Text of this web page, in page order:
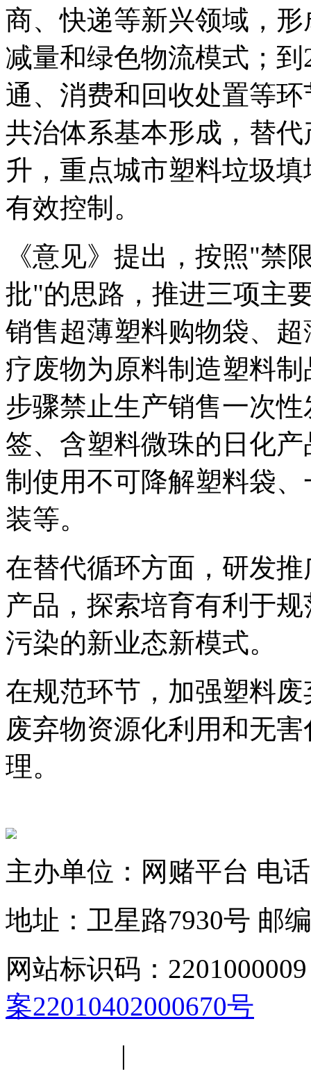
商、快递等新兴领域，
减量和绿色物流模式；
通、消费和回收处置等
共治体系基本形成，替
升，重点城市塑料垃圾
有效控制。
《意见》提出，按照"禁
批"的思路，推进三项主
销售超薄塑料购物袋、
疗废物为原料制造塑料
步骤禁止生产销售一次
签、含塑料微珠的日化
制使用不可降解塑料袋
装等。
在替代循环方面，研发
产品，探索培育有利于
污染的新业态新模式。
在规范环节，加强塑料
废弃物资源化利用和无
理。
主办单位：网赌平台 电
地址：卫星路7930号 邮
网站标识码：2201000009
案22010402000670号
|